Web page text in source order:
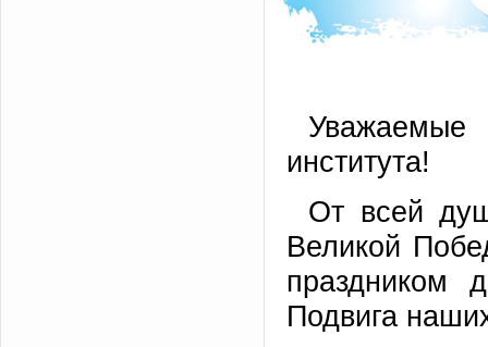
Уважаемые
института!
От всей
Великой
праздником
Подвига